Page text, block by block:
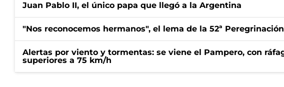
Juan Pablo II, el único papa que llegó a la Argentina
"Nos reconocemos hermanos", el lema de la 52ª
Alertas por viento y tormentas: se viene el Pampero, con
superiores a 75 km/h